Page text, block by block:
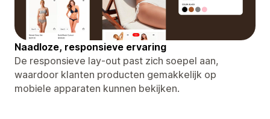
Naadloze, responsieve ervaring
De responsieve lay-out past zich soepel aan,
waardoor klanten producten gemakkelijk op
mobiele apparaten kunnen bekijken.